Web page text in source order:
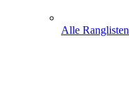
Alle Ranglisten